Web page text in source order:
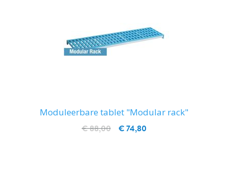
Moduleerbare tablet "Modular rack"
€ 74,80
€ 88,00